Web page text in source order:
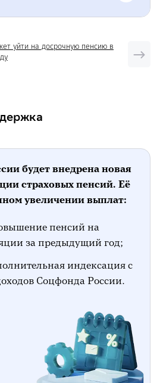
на тему
уйти на досрочную пенсию в
будет внедрена новая
страховых пенсий. Её
увеличении выплат:
пенсий на
за предыдущий год;
индексация с
Соцфонда России.